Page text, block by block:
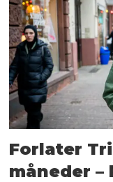
Forlater
måneder –